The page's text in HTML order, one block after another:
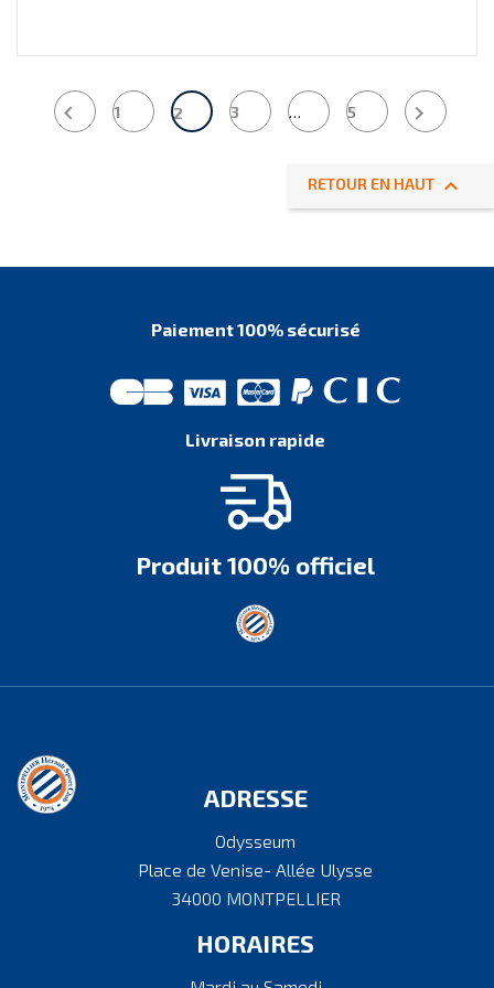
 1 2 3 … 5 
RETOUR EN HAUT 
Paiement 100% sécurisé
Livraison rapide
Produit 100% officiel
ADRESSE
Odysseum
Place de Venise- Allée Ulysse
34000 MONTPELLIER
HORAIRES